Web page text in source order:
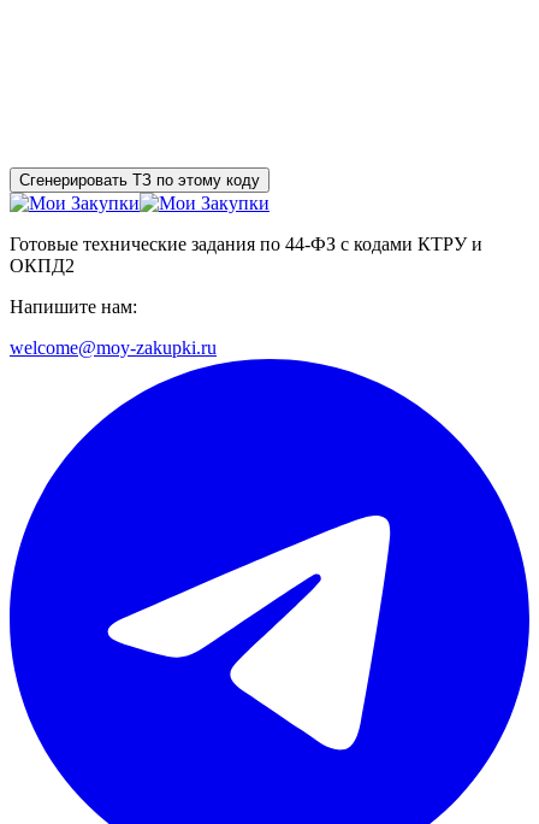
Сгенерировать ТЗ по этому коду
Готовые технические задания по 44-ФЗ с кодами КТРУ и
ОКПД2
Напишите нам:
welcome@moy-zakupki.ru